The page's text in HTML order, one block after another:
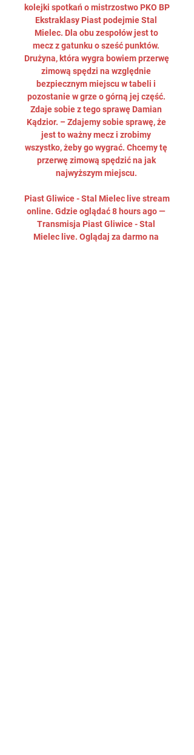
kolejki spotkań o mistrzostwo PKO BP
Ekstraklasy Piast podejmie Stal
Mielec. Dla obu zespołów jest to
mecz z gatunku o sześć punktów.
Drużyna, która wygra bowiem przerwę
zimową spędzi na względnie
bezpiecznym miejscu w tabeli i
pozostanie w grze o górną jej część.
Zdaje sobie z tego sprawę Damian
Kądzior. – Zdajemy sobie sprawę, że
jest to ważny mecz i zrobimy
wszystko, żeby go wygrać. Chcemy tę
przerwę zimową spędzić na jak
najwyższym miejscu.
Piast Gliwice - Stal Mielec live stream
online. Gdzie oglądać 8 hours ago —
Transmisja Piast Gliwice - Stal
Mielec live. Oglądaj za darmo na